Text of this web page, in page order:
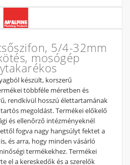
5/4-32mm
mosógép
készült, korszerű
többféle méretben és
rendkívül hosszú élettartamának
megoldást. Termékei előkelő
és ellenőrző intézményeknél
fogva nagy hangsúlyt fektet a
és arra, hogy minden vásárló
termékekhez. Termékei
el a kereskedők és a szerelők